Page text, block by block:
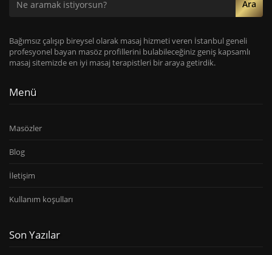
Ara
Bağımsız çalışıp bireysel olarak masaj hizmeti veren İstanbul geneli
profesyonel bayan masöz profillerini bulabileceğiniz geniş kapsamlı
masaj sitemizde en iyi masaj terapistleri bir araya getirdik.
Menü
Masözler
Blog
İletişim
Kullanım koşulları
Son Yazılar